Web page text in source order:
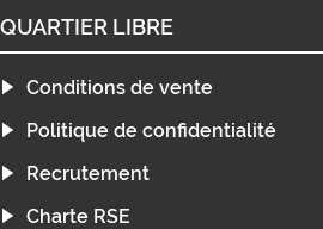
QUARTIER LIBRE
Conditions de vente
Politique de confidentialité
Recrutement
Charte RSE